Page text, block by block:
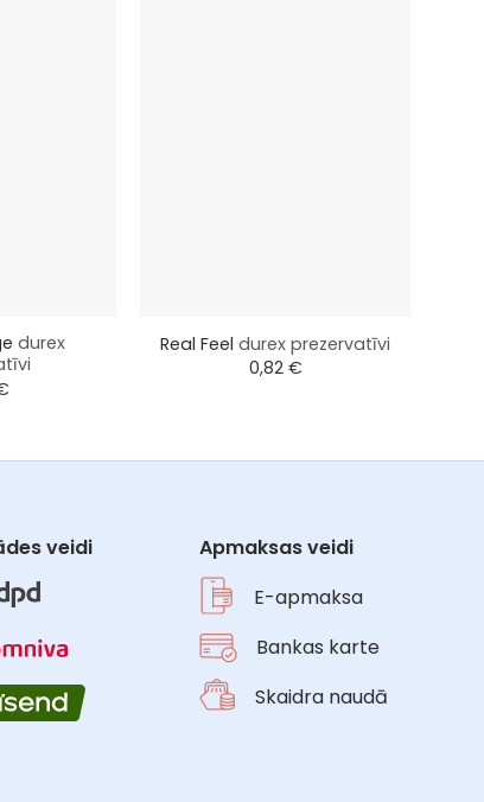
durex
Real Feel durex prezervatīvi
0,82 €
veidi
Apmaksas veidi
E-apmaksa
Bankas karte
Skaidra naudā